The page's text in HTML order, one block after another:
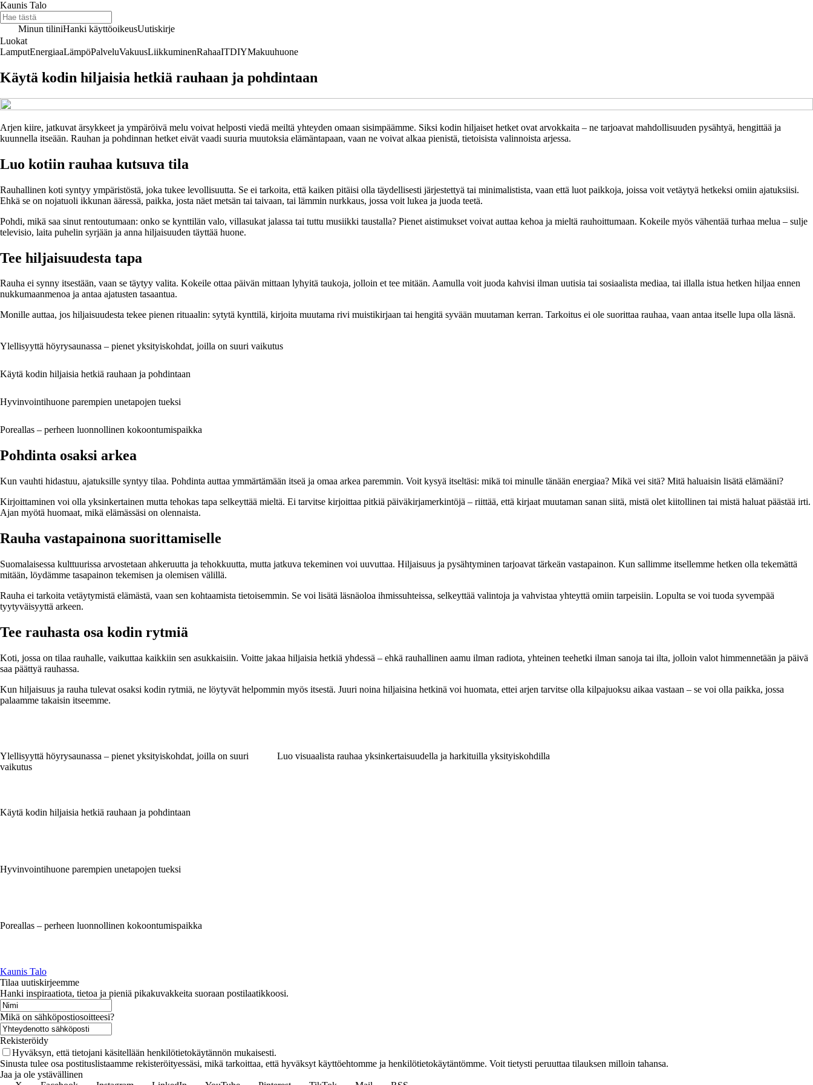
Kaunis Talo
Minun tiliniHanki käyttöoikeusUutiskirje
Luokat
LamputEnergiaaLämpöPalveluVakuusLiikkuminenRahaaITDIYMakuuhuone
Käytä kodin hiljaisia hetkiä rauhaan ja pohdintaan
Arjen kiire, jatkuvat ärsykkeet ja ympäröivä melu voivat helposti viedä meiltä yhteyden omaan sisimpäämme. Siksi kodin hiljaiset hetket ovat arvokkaita – ne tarjoavat mahdollisuuden pysähtyä, hengittää ja
kuunnella itseään. Rauhan ja pohdinnan hetket eivät vaadi suuria muutoksia elämäntapaan, vaan ne voivat alkaa pienistä, tietoisista valinnoista arjessa.
Luo kotiin rauhaa kutsuva tila
Rauhallinen koti syntyy ympäristöstä, joka tukee levollisuutta. Se ei tarkoita, että kaiken pitäisi olla täydellisesti järjestettyä tai minimalistista, vaan että luot paikkoja, joissa voit vetäytyä hetkeksi omiin ajatuksiisi.
Ehkä se on nojatuoli ikkunan ääressä, paikka, josta näet metsän tai taivaan, tai lämmin nurkkaus, jossa voit lukea ja juoda teetä.
Pohdi, mikä saa sinut rentoutumaan: onko se kynttilän valo, villasukat jalassa tai tuttu musiikki taustalla? Pienet aistimukset voivat auttaa kehoa ja mieltä rauhoittumaan. Kokeile myös vähentää turhaa melua – sulje
televisio, laita puhelin syrjään ja anna hiljaisuuden täyttää huone.
Tee hiljaisuudesta tapa
Rauha ei synny itsestään, vaan se täytyy valita. Kokeile ottaa päivän mittaan lyhyitä taukoja, jolloin et tee mitään. Aamulla voit juoda kahvisi ilman uutisia tai sosiaalista mediaa, tai illalla istua hetken hiljaa ennen
nukkumaanmenoa ja antaa ajatusten tasaantua.
Monille auttaa, jos hiljaisuudesta tekee pienen rituaalin: sytytä kynttilä, kirjoita muutama rivi muistikirjaan tai hengitä syvään muutaman kerran. Tarkoitus ei ole suorittaa rauhaa, vaan antaa itselle lupa olla läsnä.
Ylellisyyttä höyrysaunassa – pienet yksityiskohdat, joilla on suuri vaikutus
Käytä kodin hiljaisia hetkiä rauhaan ja pohdintaan
Hyvinvointihuone parempien unetapojen tueksi
Poreallas – perheen luonnollinen kokoontumispaikka
Pohdinta osaksi arkea
Kun vauhti hidastuu, ajatuksille syntyy tilaa. Pohdinta auttaa ymmärtämään itseä ja omaa arkea paremmin. Voit kysyä itseltäsi: mikä toi minulle tänään energiaa? Mikä vei sitä? Mitä haluaisin lisätä elämääni?
Kirjoittaminen voi olla yksinkertainen mutta tehokas tapa selkeyttää mieltä. Ei tarvitse kirjoittaa pitkiä päiväkirjamerkintöjä – riittää, että kirjaat muutaman sanan siitä, mistä olet kiitollinen tai mistä haluat päästää irti.
Ajan myötä huomaat, mikä elämässäsi on olennaista.
Rauha vastapainona suorittamiselle
Suomalaisessa kulttuurissa arvostetaan ahkeruutta ja tehokkuutta, mutta jatkuva tekeminen voi uuvuttaa. Hiljaisuus ja pysähtyminen tarjoavat tärkeän vastapainon. Kun sallimme itsellemme hetken olla tekemättä
mitään, löydämme tasapainon tekemisen ja olemisen välillä.
Rauha ei tarkoita vetäytymistä elämästä, vaan sen kohtaamista tietoisemmin. Se voi lisätä läsnäoloa ihmissuhteissa, selkeyttää valintoja ja vahvistaa yhteyttä omiin tarpeisiin. Lopulta se voi tuoda syvempää
tyytyväisyyttä arkeen.
Tee rauhasta osa kodin rytmiä
Koti, jossa on tilaa rauhalle, vaikuttaa kaikkiin sen asukkaisiin. Voitte jakaa hiljaisia hetkiä yhdessä – ehkä rauhallinen aamu ilman radiota, yhteinen teehetki ilman sanoja tai ilta, jolloin valot himmennetään ja päivä
saa päättyä rauhassa.
Kun hiljaisuus ja rauha tulevat osaksi kodin rytmiä, ne löytyvät helpommin myös itsestä. Juuri noina hiljaisina hetkinä voi huomata, ettei arjen tarvitse olla kilpajuoksu aikaa vastaan – se voi olla paikka, jossa
palaamme takaisin itseemme.
Ylellisyyttä höyrysaunassa – pienet yksityiskohdat, joilla on suuri
vaikutus
Käytä kodin hiljaisia hetkiä rauhaan ja pohdintaan
Hyvinvointihuone parempien unetapojen tueksi
Poreallas – perheen luonnollinen kokoontumispaikka
Luo visuaalista rauhaa yksinkertaisuudella ja harkituilla yksityiskohdilla
Kaunis Talo
Tilaa uutiskirjeemme
Hanki inspiraatiota, tietoa ja pieniä pikakuvakkeita suoraan postilaatikkoosi.
Mikä on sähköpostiosoitteesi?
Rekisteröidy
Hyväksyn, että tietojani käsitellään henkilötietokäytännön mukaisesti.
Sinusta tulee osa postituslistaamme rekisteröityessäsi, mikä tarkoittaa, että hyväksyt käyttöehtomme ja henkilötietokäytäntömme. Voit tietysti peruuttaa tilauksen milloin tahansa.
Jaa ja ole ystävällinen